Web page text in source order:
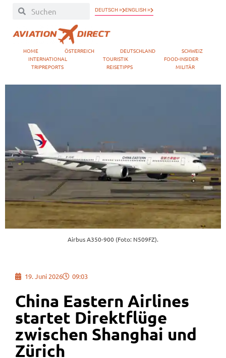
DEUTSCH » ENGLISH »
HOME ÖSTERREICH DEUTSCHLAND
SCHWEIZ
INTERNATIONAL
TOURISTIK
FOOD-INSIDER
TRIPREPORTS
REISETIPPS MILITÄR
Airbus A350-900 (Foto: N509FZ).
19. Juni 2026 09:03
China Eastern Airlines
startet Direktflüge
zwischen Shanghai und
Zürich